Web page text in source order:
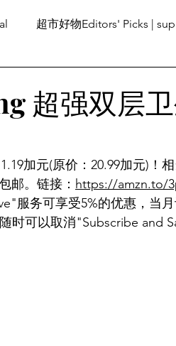
超市好物Editors' Picks |
超强双层卫
加元(原价：20.99加元)！
邮。链接： https://amzn.to/
服务可享受5%的优惠，当
时可以取消"Subscribe and